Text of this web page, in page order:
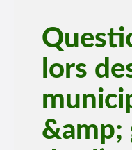
lors
&amp;